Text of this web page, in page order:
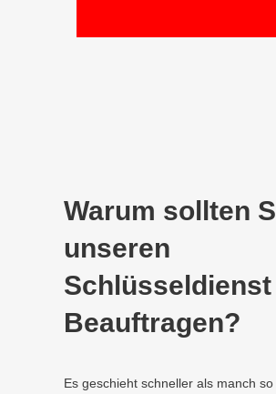
Warum sollten
unseren
Schlüsseldienst
Beauftragen?
Es geschieht schneller als manch